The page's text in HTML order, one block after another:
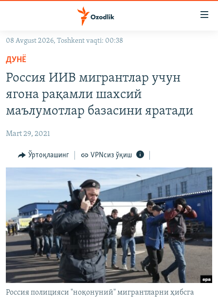
Асосий
навигацияга
ўтинг
Қидиришга
ўтинг
На русском
ИЖТИМОИЙ ТАРМОҚЛАР
Озодлик бошқа тилларда
08 Avgust 2026, Toshkent vaqti: 00:38
ДУНË
Россия ИИВ мигрантлар учун
ягона рақамли шахсий
маълумотлар базасини яратади
Mart 29, 2021
Ўртоқлашинг VPNсиз ўқиш
Россия полицияси "ноқонуний" мигрантларни ҳибсга